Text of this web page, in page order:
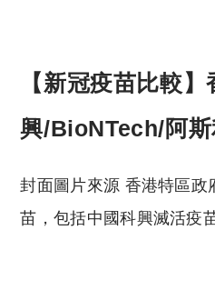
【新冠疫苗比較
興/BioNTech/阿
封面圖片來源 香港特區政
苗，包括中國科興滅活疫